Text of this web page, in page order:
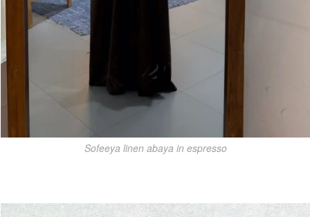
Sofeeya linen abaya in espresso